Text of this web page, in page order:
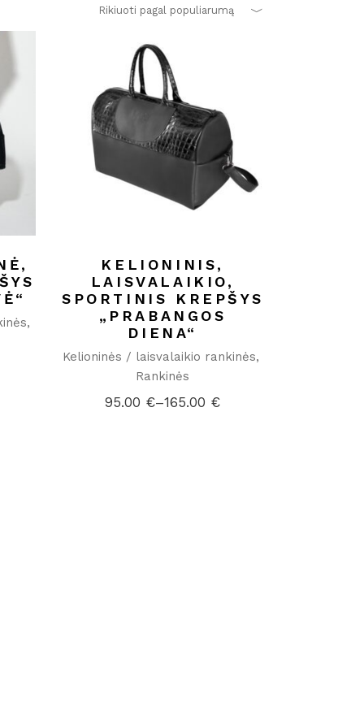
Rikiuoti pagal populiarumą
KELIONINIS,
LAISVALAIKIO,
SPORTINIS KREPŠYS
„PRABANGOS
DIENA“
Kelioninės / laisvalaikio rankinės
Rankinės
95.00 €–165.00 €
Price